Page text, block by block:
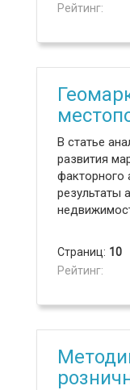
Рейтинг:
В статье
развития
факторного
результаты
Страниц: 10
Рейтинг: